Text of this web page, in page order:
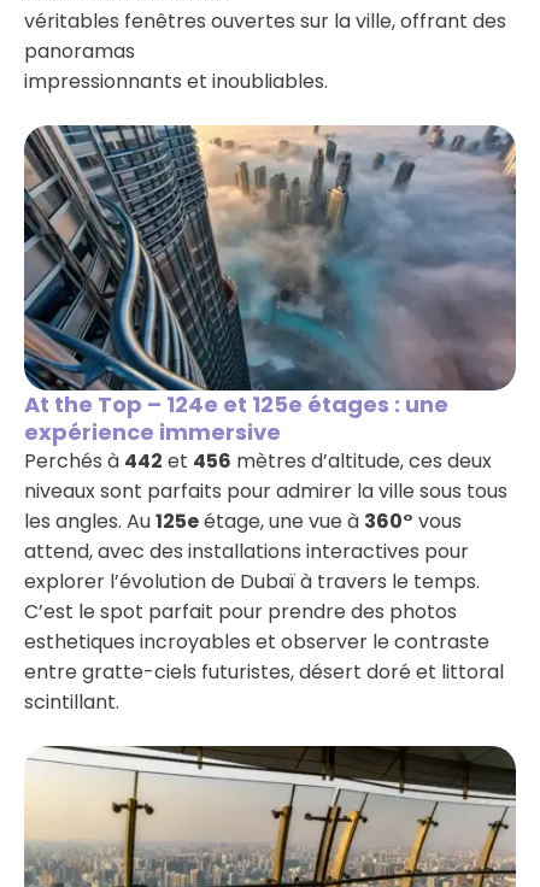
véritables fenêtres ouvertes sur la ville, offrant des
panoramas
impressionnants et inoubliables.
At the Top – 124e et 125e étages : une
expérience immersive
Perchés à 442 et 456 mètres d’altitude, ces deux
niveaux sont parfaits pour admirer la ville sous tous
les angles. Au125eétage, une vue à 360° vous
attend, avec des installations interactives pour
explorer l’évolution de Dubaï à travers le temps.
C’est le spot parfait pour prendre des photos
esthetiques incroyables et observer le contraste
entre gratte-ciels futuristes, désert doré et littoral
scintillant.